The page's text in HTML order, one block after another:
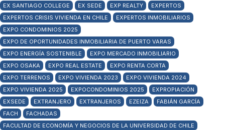
EX SANTIAGO COLLEGE
EX SEDE EXP REALTY
EXPERTOS
EXPERTOS CRISIS VIVIENDA EN CHILE
EXPERTOS INMOBILIARIOS
EXPO CONDOMINIOS 2025
EXPO DE OPORTUNIDADES INMOBILIARIA DE PUERTO VARAS
EXPO ENERGÍA SOSTENIBLE
EXPO MERCADO INMOBILIARIO
EXPO OSAKA
EXPO REAL ESTATE
EXPO RENTA CORTA
EXPO TERRENOS
EXPO VIVIENDA 2023
EXPO VIVIENDA 2024
EXPO VIVIENDA 2025
EXPOCONDOMINIOS 2025
EXPROPIACIÓN
EXSEDE
EXTRANJERO EXTRANJEROS EZEIZA
FABIÁN GARCÍA
FACH
FACHADAS
FACULTAD DE ECONOMÍA Y NEGOCIOS DE LA UNIVERSIDAD DE CHILE